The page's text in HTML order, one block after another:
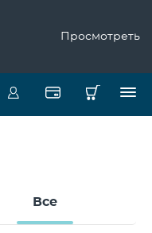
Просмотреть
Все